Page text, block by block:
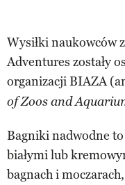
Wysiłki naukowców
Adventures zostały
organizacji BIAZA
of Zoos and
Bagniki nadwodne
białymi lub
bagnach i